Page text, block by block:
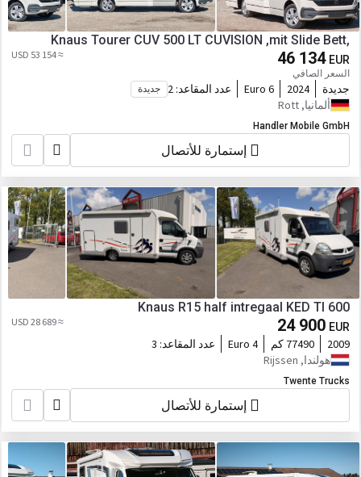
Knaus Tourer CUV 500 LT CUVISION ,mit Slide Bett,
46 134 EUR
السعر الصافي
≈ 53 154 USD
جديدة 2024
Euro 6 عدد المقاعد: 2 جديدة
ألمانيا, Rott
Handler Mobile GmbH
إستمارة للأتصال
Knaus R15 half intregaal KED TI 600
24 900 EUR
≈ 28 689 USD
2009 77490 كم Euro 4 عدد المقاعد: 3
هولندا, Rijssen
Twente Trucks
إستمارة للأتصال